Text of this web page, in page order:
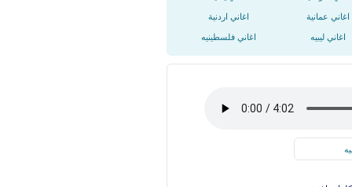
اغاني عمانية اغاني اردنية
اغاني ليبيه اغاني فلسطينيه